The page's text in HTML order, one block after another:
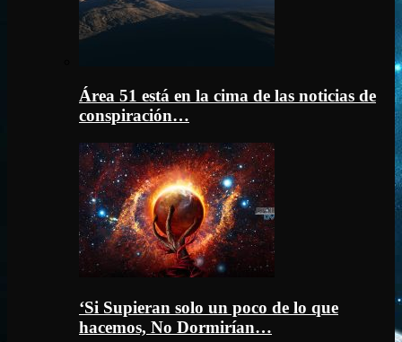
Área 51 está en la cima de las noticias de
conspiración…
‘Si Supieran solo un poco de lo que
hacemos, No Dormirían…